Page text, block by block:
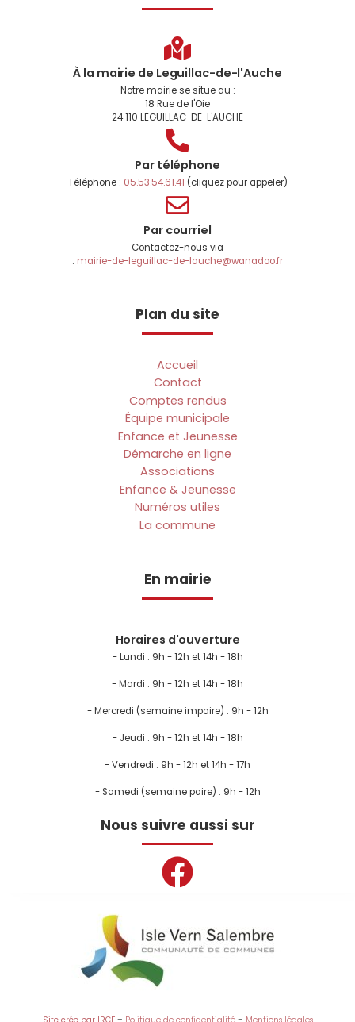
À la mairie de Leguillac-de-l'Auche
Notre mairie se situe au :
18 Rue de l'Oie
24 110 LEGUILLAC-DE-L'AUCHE
Par téléphone
Téléphone : 05.53.54.61.41 (cliquez pour appeler)
Par courriel
Contactez-nous via
: mairie-de-leguillac-de-lauche@wanadoo.fr
Plan du site
Accueil
Contact
Comptes rendus
Équipe municipale
Enfance et Jeunesse
Démarche en ligne
Associations
Enfance & Jeunesse
Numéros utiles
La commune
En mairie
Horaires d'ouverture
- Lundi : 9h - 12h et 14h - 18h
- Mardi : 9h - 12h et 14h - 18h
- Mercredi (semaine impaire) : 9h - 12h
- Jeudi : 9h - 12h et 14h - 18h
- Vendredi : 9h - 12h et 14h - 17h
- Samedi (semaine paire) : 9h - 12h
Nous suivre aussi sur